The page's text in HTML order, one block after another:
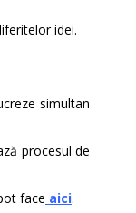
idei.
simultan
procesul de
face aici.